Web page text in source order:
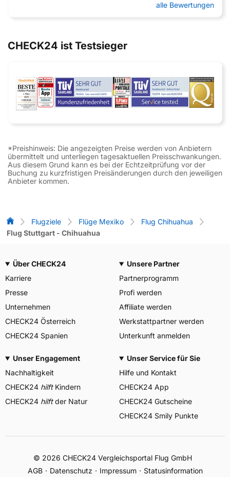
alle Bewertungen
CHECK24 ist Testsieger
*Preishinweis: Die angezeigten Preise werden von Anbietern
übermittelt und unterliegen tagesaktuellen Preisschwankungen.
Aus diesem Grund kann es bei der Echtzeitprüfung vor der
Buchung zu kurzfristigen Preisänderungen durch den jeweiligen
Anbieter kommen.
Flug-Vergleich
Flugziele Flüge Mexiko
Flug Chihuahua
Flug Stuttgart - Chihuahua
Über CHECK24
Karriere
Presse
Unternehmen
CHECK24 Österreich
CHECK24 Spanien
Unsere Partner
Partnerprogramm
Profi werden
Affiliate werden
Werkstattpartner werden
Unterkunft anmelden
Unser Engagement
Nachhaltigkeit
CHECK24 hilftKindern
CHECK24 hilftder Natur
Unser Service für Sie
Hilfe und Kontakt
CHECK24 App
CHECK24 Gutscheine
CHECK24 Smily Punkte
© 2026 CHECK24 Vergleichsportal Flug GmbH
AGB
Datenschutz Impressum Statusinformation